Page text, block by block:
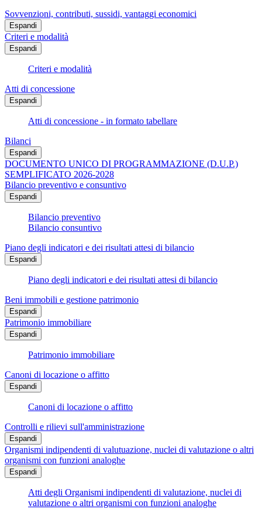
Sovvenzioni, contributi, sussidi, vantaggi economici
Espandi
Criteri e modalità
Espandi
Criteri e modalità
Atti di concessione
Espandi
Atti di concessione - in formato tabellare
Bilanci
Espandi
DOCUMENTO UNICO DI PROGRAMMAZIONE (D.U.P.)
SEMPLIFICATO 2026-2028
Bilancio preventivo e consuntivo
Espandi
Bilancio preventivo
Bilancio consuntivo
Piano degli indicatori e dei risultati attesi di bilancio
Espandi
Piano degli indicatori e dei risultati attesi di bilancio
Beni immobili e gestione patrimonio
Espandi
Patrimonio immobiliare
Espandi
Patrimonio immobiliare
Canoni di locazione o affitto
Espandi
Canoni di locazione o affitto
Controlli e rilievi sull'amministrazione
Espandi
Organismi indipendenti di valutuazione, nuclei di valutazione o altri
organismi con funzioni analoghe
Espandi
Atti degli Organismi indipendenti di valutazione, nuclei di
valutazione o altri organismi con funzioni analoghe